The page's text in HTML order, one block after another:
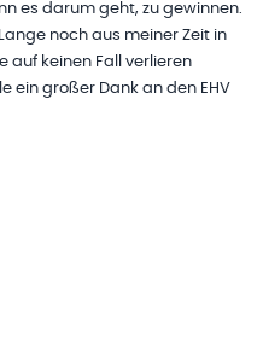
es darum geht, zu gewinnen.
noch aus meiner Zeit in
auf keinen Fall verlieren
ein großer Dank an den EHV